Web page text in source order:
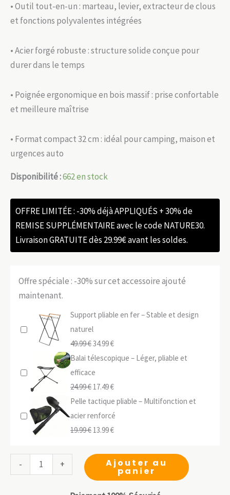
• Outil tout-en-un : marteau, levier, extracteur de clous
et fonctions polyvalentes intégrées
• Acier forgé robuste : structure solide conçue pour
durer dans le temps
• Poignée ergonomique en bois massif : prise confortable
et meilleure maîtrise
• Format compact 32 cm : idéal pour camping, maison et
urgences auto
Disponibilité :662 en stock
OFFRE LIMITÉE : -30% déjà APPLIQUÉS + 30% de
REMISE SUPPLÉMENTAIRE avec le code NATURE30.
Livraison GRATUITE dès 29.99€ avant les soldes.
Offre spéciale : -30% sur cet accessoire ajouté
maintenant.
Support pliable en fer – Stable et design
naturel
49.99€Le
prix
initial
était :
49.99 €.
34.99€Le
prix
est :
34.99 €.
Balai télescopique – Léger, pliable et
efficace
24.99€ Le
prix
initial
était :
17.49€Le
prix
actuel
est :
Pelle tactique pliable – Multifonction et
acier renforcé
19.99€ Le
initial
13.99€Le
actuel
est :
-
quantité
de
+ Ajouter au
panier